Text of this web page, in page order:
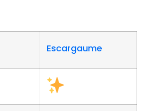
Escargaume